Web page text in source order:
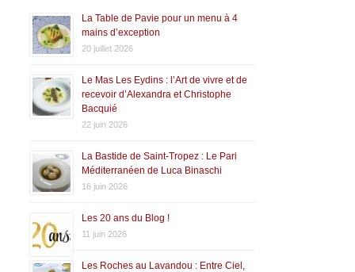
La Table de Pavie pour un menu à 4
mains d’exception
20 juillet 2026
Le Mas Les Eydins : l’Art de vivre et de
recevoir d’Alexandra et Christophe
Bacquié
22 juin 2026
La Bastide de Saint-Tropez : Le Pari
Méditerranéen de Luca Binaschi
16 juin 2026
Les 20 ans du Blog !
11 juin 2026
Les Roches au Lavandou : Entre Ciel,